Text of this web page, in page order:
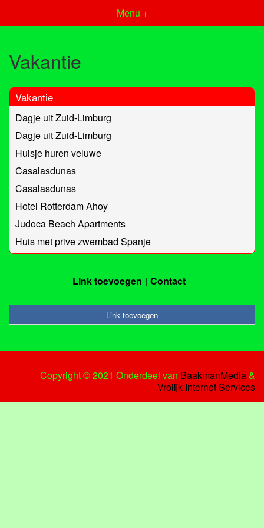
Menu +
Vakantie
Vakantie
Dagje uit Zuid-Limburg
Dagje uit Zuid-Limburg
Huisje huren veluwe
Casalasdunas
Casalasdunas
Hotel Rotterdam Ahoy
Judoca Beach Apartments
Huis met prive zwembad Spanje
Link toevoegen Contact
Link toevoegen
Copyright © 2021 Onderdeel van BaakmanMedia&
Vrolijk Internet Services